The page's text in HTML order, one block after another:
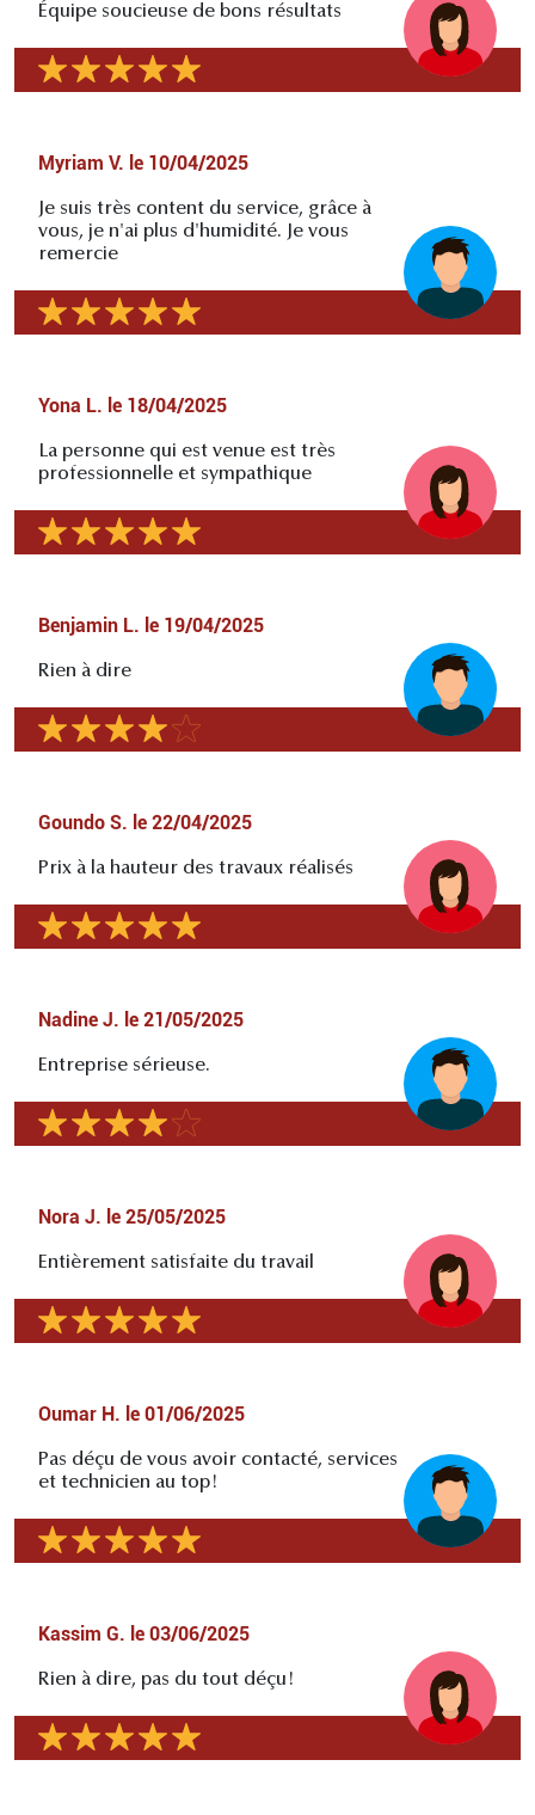
Équipe soucieuse de bons résultats
Myriam V. le 10/04/2025
Je suis très content du service, grâce à
vous, je n'ai plus d'humidité. Je vous
remercie
Yona L. le 18/04/2025
La personne qui est venue est très
professionnelle et sympathique
Benjamin L. le 19/04/2025
Rien à dire
Goundo S. le 22/04/2025
Prix à la hauteur des travaux réalisés
Nadine J. le 21/05/2025
Entreprise sérieuse.
Nora J. le 25/05/2025
Entièrement satisfaite du travail
Oumar H. le 01/06/2025
Pas déçu de vous avoir contacté, services
et technicien au top!
Kassim G. le 03/06/2025
Rien à dire, pas du tout déçu!